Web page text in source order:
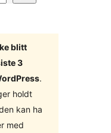
blitt
3
.
holdt
kan ha
med